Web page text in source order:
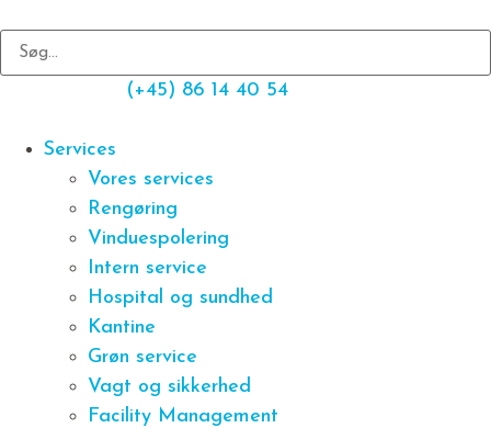
(+45) 86 14 40 54
Services
Vores services
Rengøring
Vinduespolering
Intern service
Hospital og sundhed
Kantine
Grøn service
Vagt og sikkerhed
Facility Management